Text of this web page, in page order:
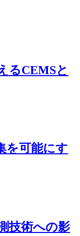
るCEMSと
を可能にす
技術への影